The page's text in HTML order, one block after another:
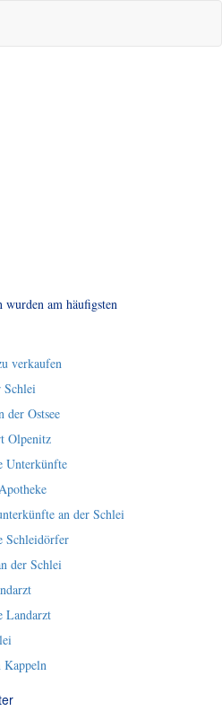
wurden am häufigsten
verkaufen
Schlei
der Ostsee
Olpenitz
Unterkünfte
an der Schlei
Schleidörfer
der Schlei
Landarzt